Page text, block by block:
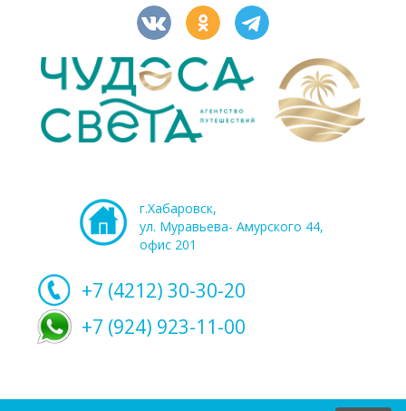
г.Хабаровск,
ул. Муравьева- Амурского 44,
офис 201
+7 (4212) 30-30-20
+7 (924) 923-11-00